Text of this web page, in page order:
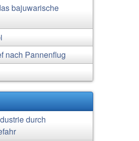
bajuwarische
nach Pannenflug
durch